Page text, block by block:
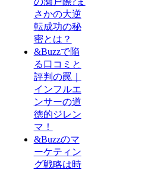
さかの大逆
転成功の秘
密とは？
&Buzzで陥
る口コミと
評判の罠｜
インフルエ
ンサーの道
徳的ジレン
マ！
&Buzzのマ
ーケティン
グ戦略は時